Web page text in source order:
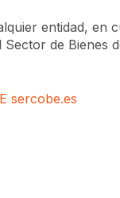
entidad, en
de Bienes
sercobe.es